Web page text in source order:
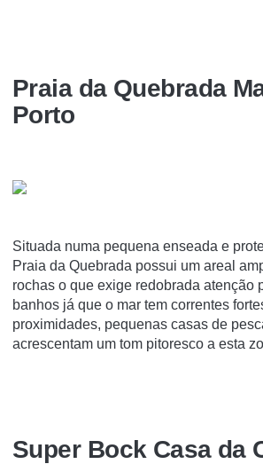
Praia da Quebrada
Porto
Situada numa pequena enseada e
Praia da Quebrada possui um areal
rochas o que exige redobrada atenção
banhos já que o mar tem correntes
proximidades, pequenas casas de
acrescentam um tom pitoresco a esta
Super Bock Casa da